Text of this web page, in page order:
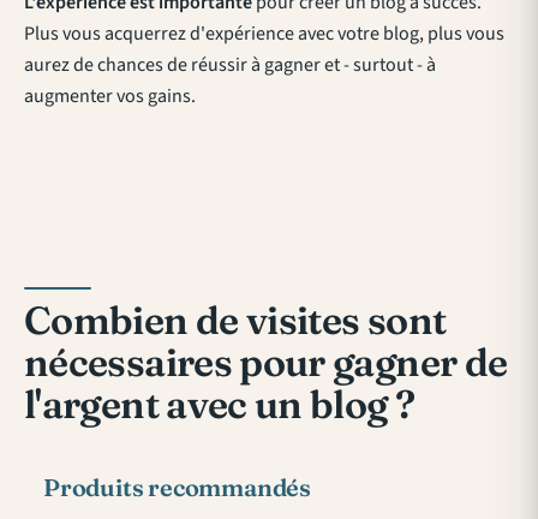
Plus vous acquerrez d'expérience avec votre blog, plus vous
aurez de chances de réussir à gagner et - surtout - à
augmenter vos gains.
Combien de visites sont
nécessaires pour gagner de
l'argent avec un blog ?
Produits recommandés